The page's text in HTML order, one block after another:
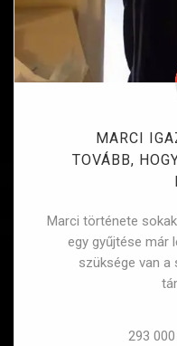
MARCI
TOVÁBB,
Marci története
egy gyűjtése már
szüksége van a
293